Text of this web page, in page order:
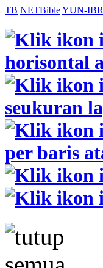
TB NETBibleYUN-IBR